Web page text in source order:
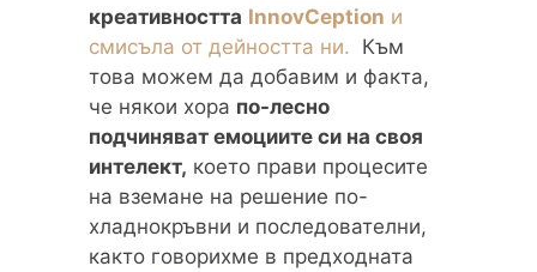
креативността InnovCeption и
смисъла от дейността ни. Към
това можем да добавим и факта,
че някои хора по-лесно
подчиняват емоциите си на своя
интелект, което прави процесите
на вземане на решение по-
хладнокръвни и последователни,
както говорихме в предходната